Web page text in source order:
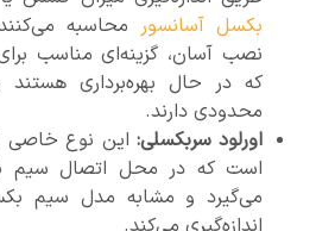
بکسل آسانسور محاسبه
نصب آسان، گزینه‌ای مناسب
که در حال بهره‌برداری
محدودی دارند.
اورلود سربکسلی: این نوع
است که در محل اتصال سیم
می‌گیرد و مشابه مدل سیم